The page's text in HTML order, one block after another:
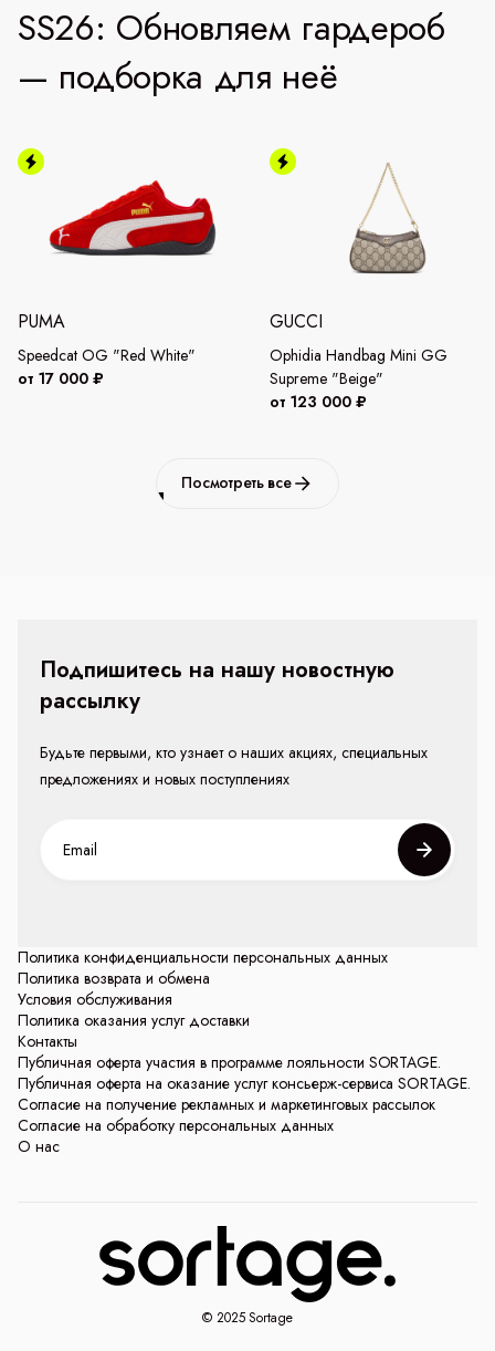
SS26: Обновляем гардероб
— подборка для неё
PUMA
Speedcat OG "Red White"
от 17 000 ₽
GUCCI
Ophidia Handbag Mini GG
Supreme "Beige"
от 123 000 ₽
Посмотреть все
Политика конфиденциальности персональных данных
Политика возврата и обмена
Условия обслуживания
Политика оказания услуг доставки
Контакты
Публичная оферта участия в программе лояльности SORTAGE.
Публичная оферта на оказание услуг консьерж-сервиса SORTAGE.
Согласие на получение рекламных и маркетинговых рассылок
Согласие на обработку персональных данных
О нас
Подпишитесь на нашу новостную
рассылку
Будьте первыми, кто узнает о наших акциях, специальных
предложениях и новых поступлениях
© 2025 Sortage